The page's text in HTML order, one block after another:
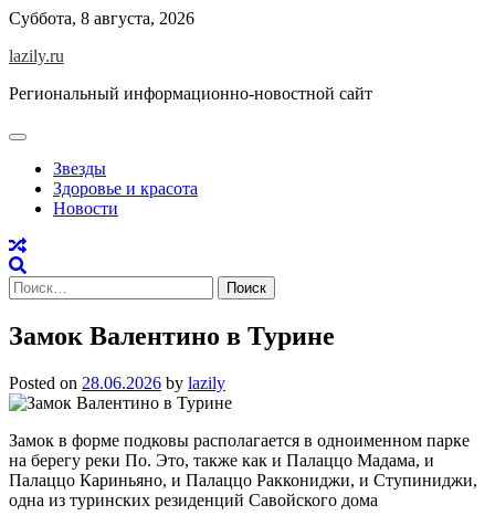
Skip
content
Суббота, 8 августа, 2026
lazily.ru
Региональный информационно-новостной сайт
Звезды
Здоровье и красота
Новости
Найти:
Замок Валентино в Турине
Posted on 28.06.2026 by lazily
Замок в форме подковы располагается в одноименном парке
на берегу реки По. Это, также как и Палаццо Мадама, и
Палаццо Кариньяно, и Палаццо Раккониджи, и Ступиниджи,
одна из туринских резиденций Савойского дома